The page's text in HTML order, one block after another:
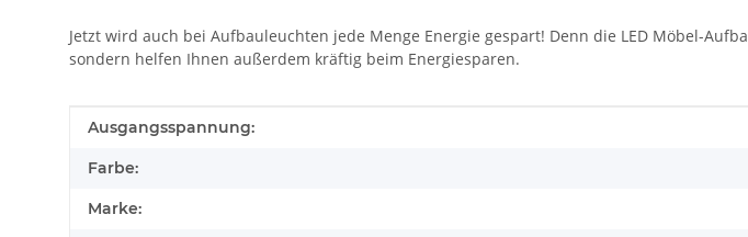
Jetzt wird auch bei Aufbauleuchten jede Menge Energie gespart! Denn die LED Möbel-
sondern helfen Ihnen außerdem kräftig beim Energiesparen.
Produkteigenschaft
Wert
Ausgangsspannung:
Farbe:
Marke: